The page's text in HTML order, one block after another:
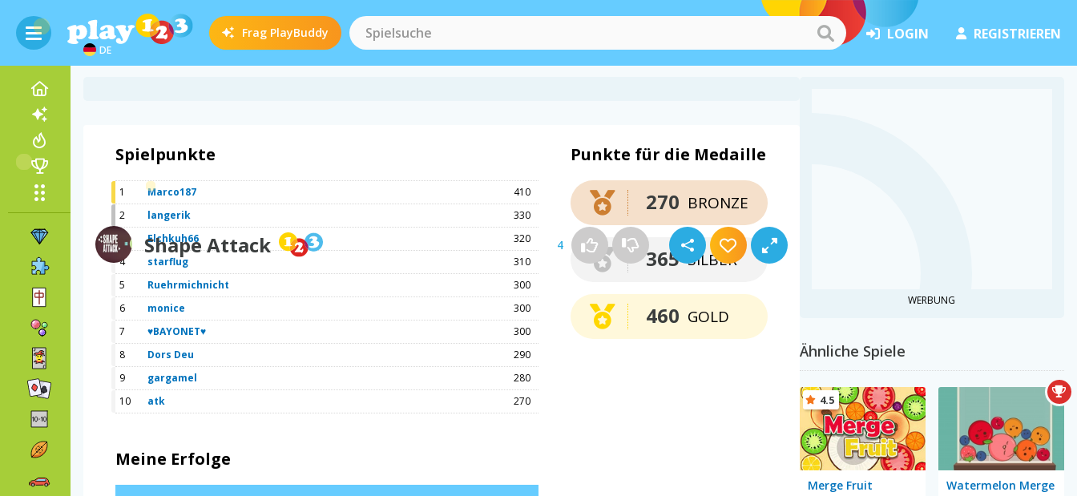
DE
Frag PlayBuddy LOGIN REGISTRIEREN
Shape Attack 4
Spielpunkte
1 Marco187
410
2
langerik
330
Elchkuh66
320
4
starflug
310
5
Ruehrmichnicht
300
6
monice
300
7
♥BAYONET♥
300
8
Dors Deu
290
9
gargamel
280
10
atk 270
Meine Erfolge
Punkte für die Medaille
BRONZE
270
SILBER
365
GOLD
460
WERBUNG
Ähnliche Spiele
Merge Fruit
4.5
Watermelon Merge